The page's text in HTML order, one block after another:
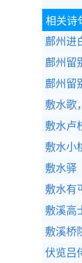
相关诗
鄜州进
鄜州留
鄜州留
敷水歌
敷水卢
敷水小
敷水驿
敷水有
敷溪高
敷溪桥
伏览吕